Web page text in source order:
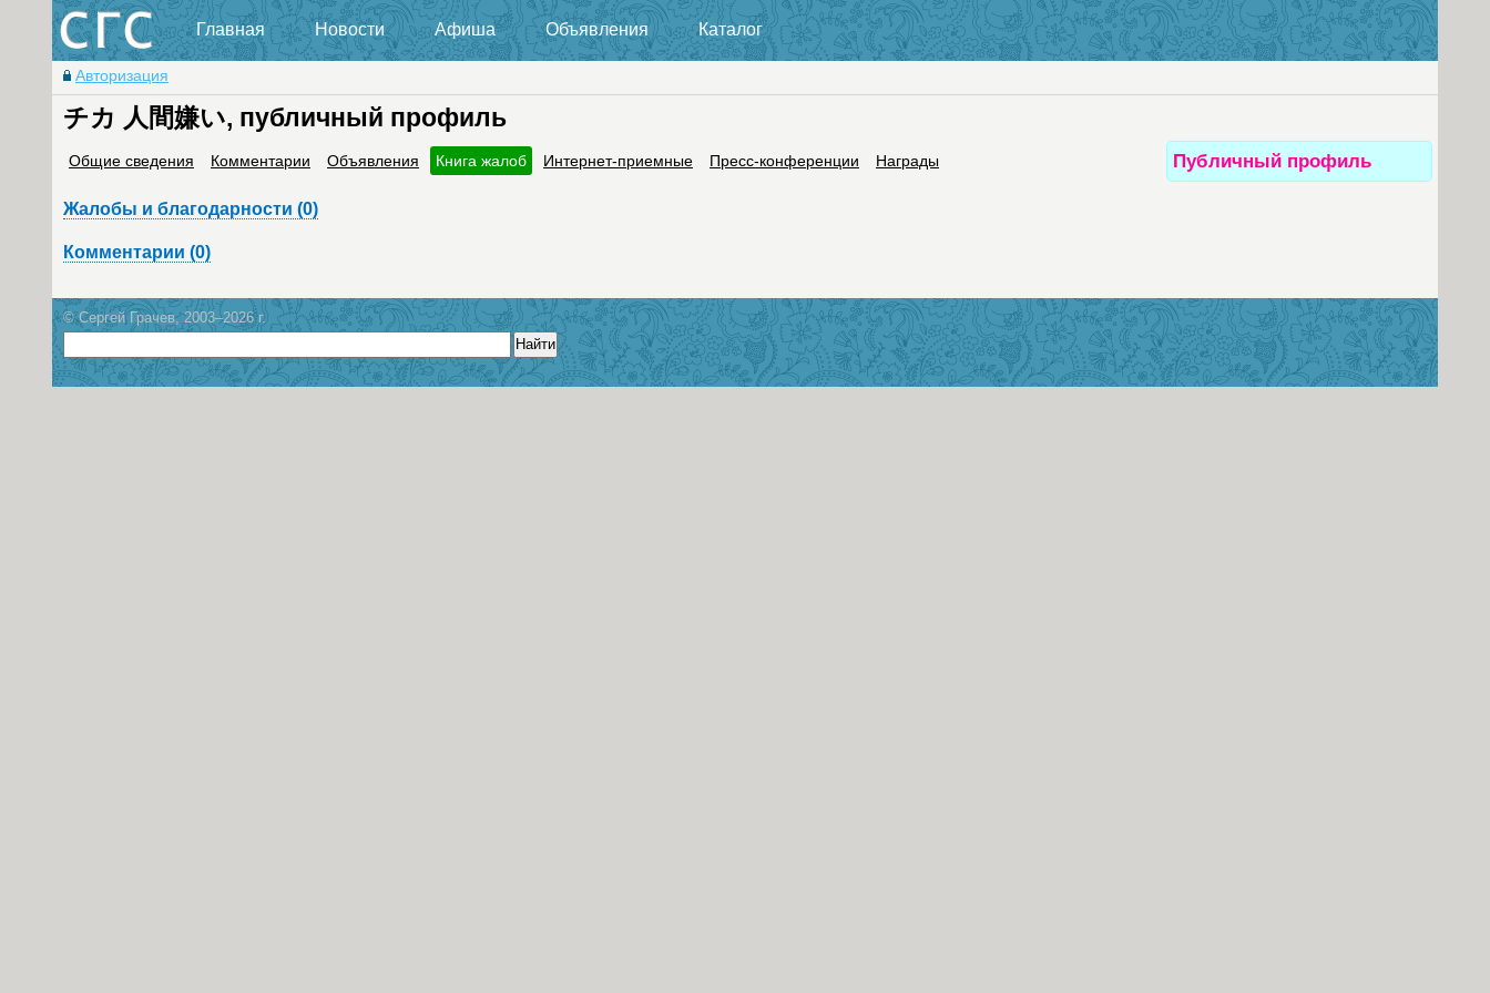
Главная Новости Афиша Объявления Каталог
Авторизация
チカ 人間嫌い, публичный профиль
Публичный профиль
Общие сведения Комментарии Объявления Книга жалоб Интернет-приемные Пресс-конференции Награды
Жалобы и благодарности (0)
Комментарии (0)
© Сергей Грачев, 2003–2026 г.
Найти